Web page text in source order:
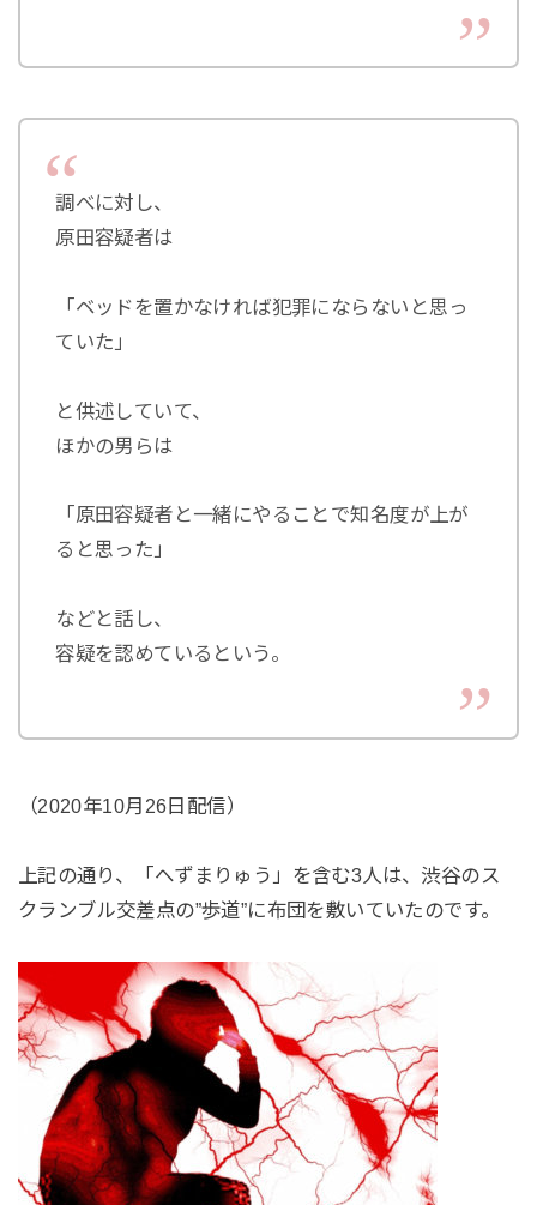
調べに対し、
原田容疑者は
「ベッドを置かなければ犯罪にならないと思っ
ていた」
と供述していて、
ほかの男らは
「原田容疑者と一緒にやることで知名度が上が
ると思った」
などと話し、
容疑を認めているという。
（2020年10月26日配信）
上記の通り、「へずまりゅう」を含む3人は、渋谷のス
クランブル交差点の”歩道”に布団を敷いていたのです。